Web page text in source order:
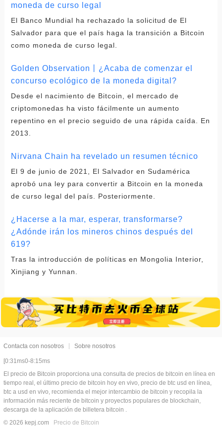
moneda de curso legal
El Banco Mundial ha rechazado la solicitud de El
Salvador para que el país haga la transición a Bitcoin
como moneda de curso legal.
Golden Observation丨¿Acaba de comenzar el
concurso ecológico de la moneda digital?
Desde el nacimiento de Bitcoin, el mercado de
criptomonedas ha visto fácilmente un aumento
repentino en el precio seguido de una rápida caída. En
2013.
Nirvana Chain ha revelado un resumen técnico
El 9 de junio de 2021, El Salvador en Sudamérica
aprobó una ley para convertir a Bitcoin en la moneda
de curso legal del país. Posteriormente.
¿Hacerse a la mar, esperar, transformarse?
¿Adónde irán los mineros chinos después del
619?
Tras la introducción de políticas en Mongolia Interior,
Xinjiang y Yunnan.
Contacta con nosotros Sobre nosotros
[0:31ms0-8:15ms
El precio de Bitcoin proporciona una consulta de precios de bitcoin en línea en
tiempo real, el último precio de bitcoin hoy en vivo, precio de btc usd en línea,
btc a usd en vivo, recomienda el mejor intercambio de bitcoin y recopila la
información más reciente de bitcoin y proyectos populares de blockchain,
descarga de la aplicación de billetera bitcoin .
© 2026 kepj.com Precio de Bitcoin